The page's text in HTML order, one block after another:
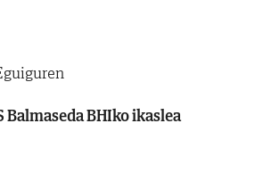
Balmaseda BHIko ikaslea